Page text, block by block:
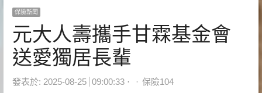
項
目
保險新聞
元大人壽攜手甘霖基金會
送愛獨居長輩
發表於: 2025-08-25 09:00:33 Author
保險104